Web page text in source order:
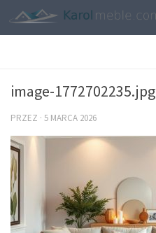
image-1772702235.jpg
PRZEZ · 5 MARCA 2026